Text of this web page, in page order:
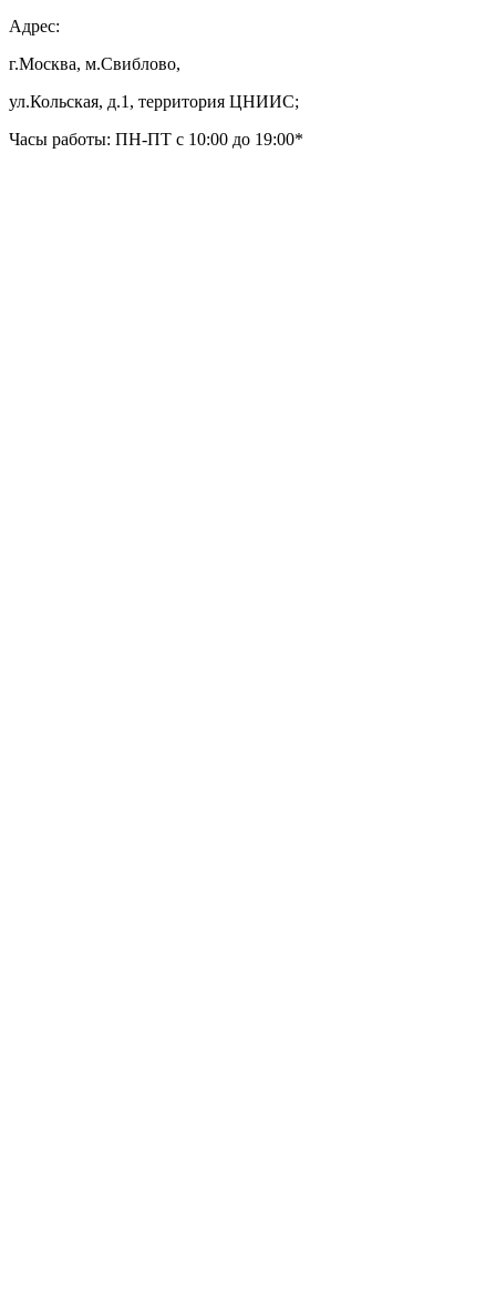
Адрес:
г.Москва, м.Свиблово,
ул.Кольская, д.1, территория ЦНИИС;
Часы работы: ПН-ПТ с 10:00 до 19:00*